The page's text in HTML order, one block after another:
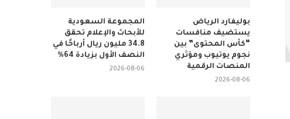
المجموعة السعودية
للأبحاث والإعلام تحقق
34.8 مليون ريال أرباحًا في
النصف الأول بزيادة 64%
2026-08-06
بوليفارد الرياض
يستضيف منافسات
“كأس المحتوى” بين
نجوم يوتيوب ومؤثري
المنصات الرقمية
2026-08-06